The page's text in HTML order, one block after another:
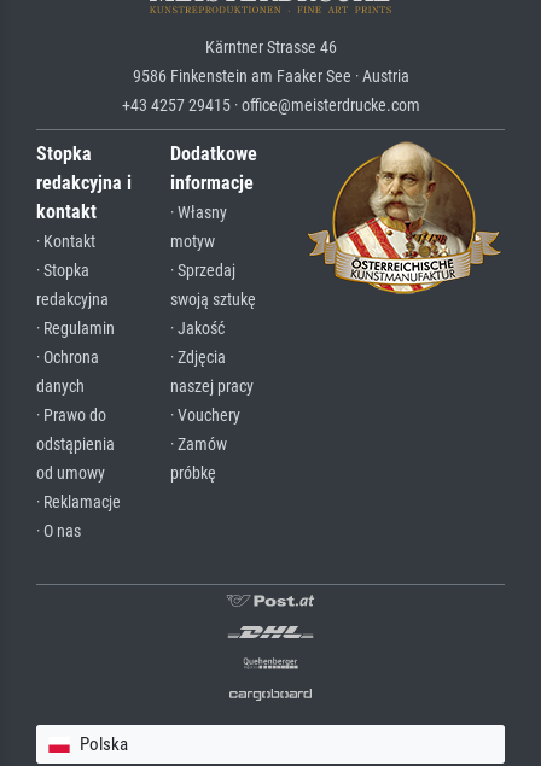
Kärntner Strasse 46
9586 Finkenstein am Faaker See · Austria
+43 4257 29415 · office@meisterdrucke.com
Stopka
redakcyjna i
kontakt
· Kontakt
· Stopka
redakcyjna
· Regulamin
· Ochrona
danych
· Prawo do
odstąpienia
od umowy
· Reklamacje
· O nas
Dodatkowe
informacje
· Własny
motyw
· Sprzedaj
swoją sztukę
· Jakość
· Zdjęcia
naszej pracy
· Vouchery
· Zamów
próbkę
Polska